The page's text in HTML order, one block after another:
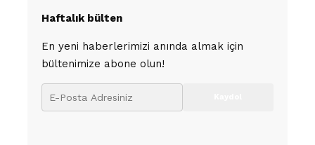
Haftalık bülten
En yeni haberlerimizi anında almak için
bültenimize abone olun!